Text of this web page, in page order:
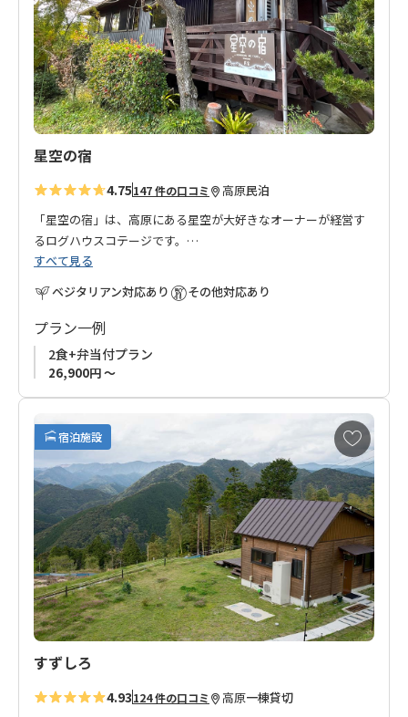
に
追
加
星空の宿
4.75147 件の口コミ 高原民泊
「星空の宿」は、高原にある星空が大好きなオーナーが経営す
るログハウスコテージです。
壮大な山の景色と澄んだ空気の中、満天の星を眺めながら、の
んびりとした時間を過ごせます。
ログハウスで木の温もり、木の香りに包まれたをお楽しみいた
だけます。
開放感のあるひのき風呂は、旅の疲れを癒やしてくれます。
たり、ゆったりとしたリラックス時間をお過ごしください。
皆さまのお越しを心よりお待ちしております。
※名称変更のお知らせ
2020年4月17日 宿の名称が「星空の宿たかはら」から「星空の
宿」に変更となりました。
すべて見る
ベジタリアン対応あり
その他対応あり
プラン一例
2食+弁当付プラン
26,900円 ～
宿泊施設
お
気
に
入
り
に
追
加
すずしろ
4.93124 件の口コミ 高原一棟貸切